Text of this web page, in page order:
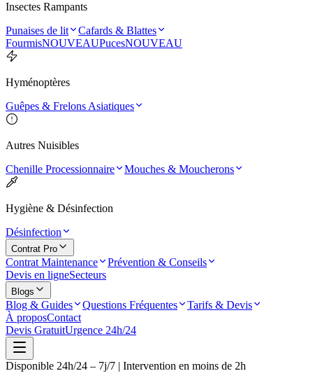
Insectes Rampants
Punaises de lit
Cafards & Blattes
FourmisNOUVEAUPucesNOUVEAU
Hyménoptères
Guêpes & Frelons Asiatiques
Autres Nuisibles
Chenille Processionnaire
Mouches & Moucherons
Hygiène & Désinfection
Désinfection
Contrat Pro
Contrat Maintenance
Prévention & Conseils
Devis en ligneSecteurs
Blogs
Blog & Guides Questions Fréquentes
Tarifs & Devis
À proposContact
Devis GratuitUrgence 24h/24
Disponible 24h/24 – 7j/7 | Intervention en moins de 2h